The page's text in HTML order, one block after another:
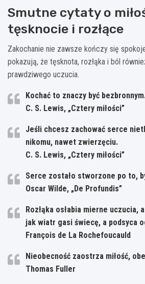
Smutne cytaty o
tęsknocie i rozłące
Zakochanie nie zawsze kończy się
pokazują, że tęsknota, rozłąka i ból
prawdziwego uczucia.
Kochać to znaczy być
C. S. Lewis, „Cztery miłości”
Jeśli chcesz zachować serce
nikomu, nawet zwierzęciu.
C. S. Lewis, „Cztery miłości”
Serce zostało stworzone po to,
Oscar Wilde, „De Profundis”
Rozłąka osłabia mierne uczucia,
jak wiatr gasi świecę, a podsyca
François de La Rochefoucauld
Nieobecność zaostrza miłość,
Thomas Fuller